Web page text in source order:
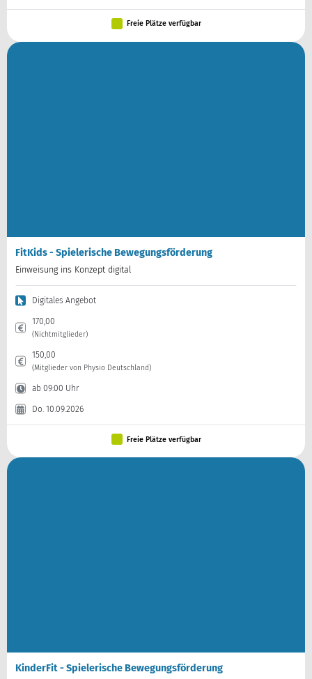
Freie Plätze verfügbar
FitKids - Spielerische Bewegungsförderung
Einweisung ins Konzept digital
Digitales Angebot
170,00
(Nichtmitglieder)
150,00
(Mitglieder von Physio Deutschland)
ab 09:00 Uhr
Do. 10.09.2026
Freie Plätze verfügbar
KinderFit - Spielerische Bewegungsförderung